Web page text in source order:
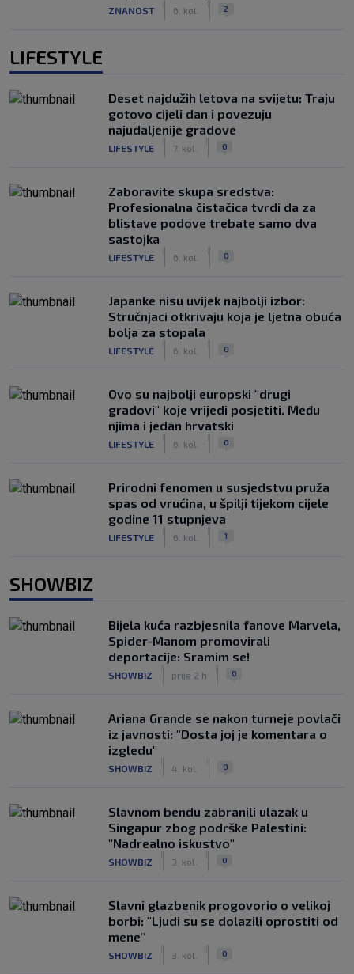
ZNANOST 6. kol. 2
LIFESTYLE
Deset najdužih letova na svijetu: Traju
gotovo cijeli dan i povezuju
najudaljenije gradove
LIFESTYLE 7. kol. 0
Zaboravite skupa sredstva:
Profesionalna čistačica tvrdi da za
blistave podove trebate samo dva
sastojka
LIFESTYLE 6. kol. 0
Japanke nisu uvijek najbolji izbor:
Stručnjaci otkrivaju koja je ljetna obuća
bolja za stopala
LIFESTYLE 6. kol. 0
Ovo su najbolji europski "drugi
gradovi" koje vrijedi posjetiti. Među
njima i jedan hrvatski
LIFESTYLE 6. kol. 0
Prirodni fenomen u susjedstvu pruža
spas od vrućina, u špilji tijekom cijele
godine 11 stupnjeva
LIFESTYLE 6. kol. 1
SHOWBIZ
Bijela kuća razbjesnila fanove Marvela,
Spider-Manom promovirali
deportacije: Sramim se!
SHOWBIZ prije 2 h 0
Ariana Grande se nakon turneje povlači
iz javnosti: "Dosta joj je komentara o
izgledu"
SHOWBIZ 4. kol. 0
Slavnom bendu zabranili ulazak u
Singapur zbog podrške Palestini:
"Nadrealno iskustvo"
SHOWBIZ 3. kol. 0
Slavni glazbenik progovorio o velikoj
borbi: "Ljudi su se dolazili oprostiti od
mene"
SHOWBIZ 3. kol. 0